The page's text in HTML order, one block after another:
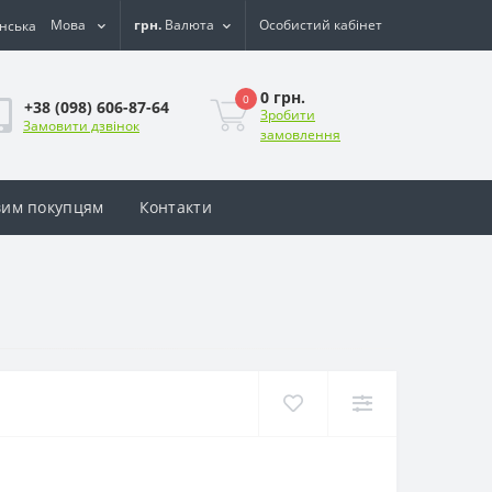
Мова грн. Валюта Особистий кабінет
+38 (098) 606-87-64
Замовити дзвінок
0 0 грн.
Зробити
замовлення
покупцям Контакти